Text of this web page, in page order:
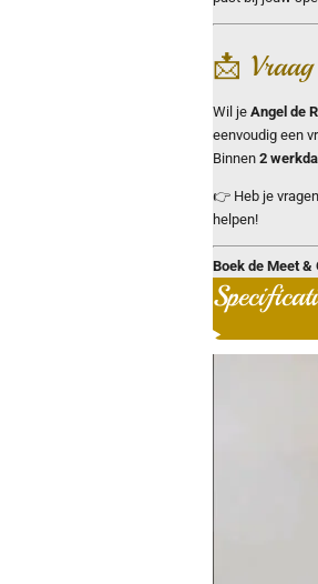
📩 Vraag
Wil je Angel de
eenvoudig een
Binnen 2
👉 Heb je
helpen!
Boek de Meet &